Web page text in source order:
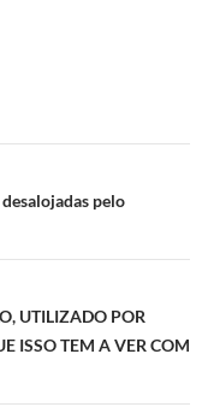
pelo
UTILIZADO POR
ISSO TEM A VER COM